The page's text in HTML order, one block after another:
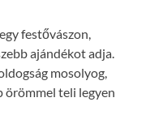
festővászon,
ajándékot adja.
mosolyog,
örömmel teli legyen